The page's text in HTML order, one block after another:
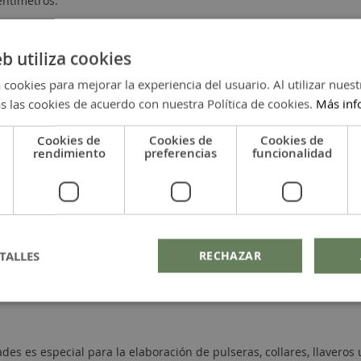
nacional. Puedes elegir entre más de 5 colores diferentes ,
dices sino cómo lo demuestras,Madre no hay más que una
es especial para la elaboración de pulseras, collares,
utiliza cookies
cookies para mejorar la experiencia del usuario. Al utilizar
las cookies de acuerdo con nuestra Política de cookies. Más
Cookies de
rendimiento
Cookies de
preferencias
Cookies de
funcionalidad
RECHAZAR